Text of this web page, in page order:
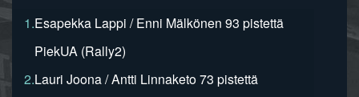
1.Esapekka Lappi / Enni Mälkönen 93 pistettä
PiekUA (Rally2)
2.Lauri Joona / Antti Linnaketo 73 pistettä